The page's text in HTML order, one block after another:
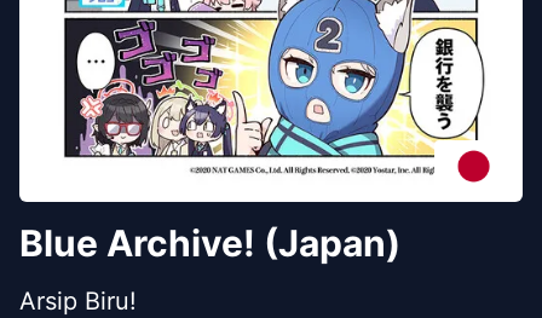
Blue Archive! (Japan)
Arsip Biru!